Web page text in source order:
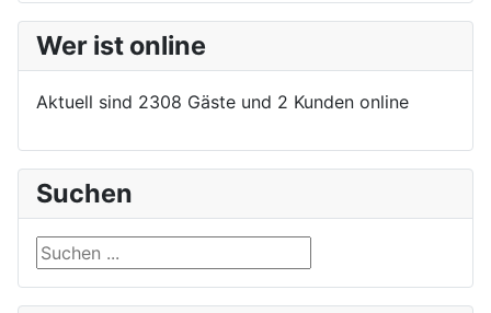
Wer ist online
Aktuell sind 2308 Gäste und 2 Kunden online
Suchen
Suchen ...